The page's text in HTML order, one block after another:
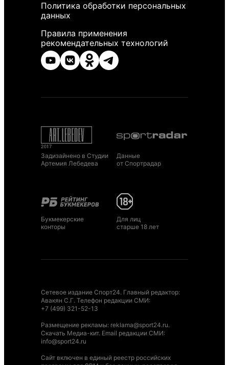
Политика обработки персональных
данных
Правила применения
рекомендательных технологий
Задизайнено в Студии
Артемия Лебедева
Данные
от Спортрадар
Букмекерские
конторы
Для лиц
старше 18 лет
Сетевое издание Спорт24. Главный редактор:
Авакян С.Г. Телефон редакции СМИ:
+7 (499) 321-52-13
Размещение рекламы: reklama@sport24.ru.
Скачать Медиа-кит. Email редакции СМИ:
info@sport24.ru
Сайт включен в единый реестр российских